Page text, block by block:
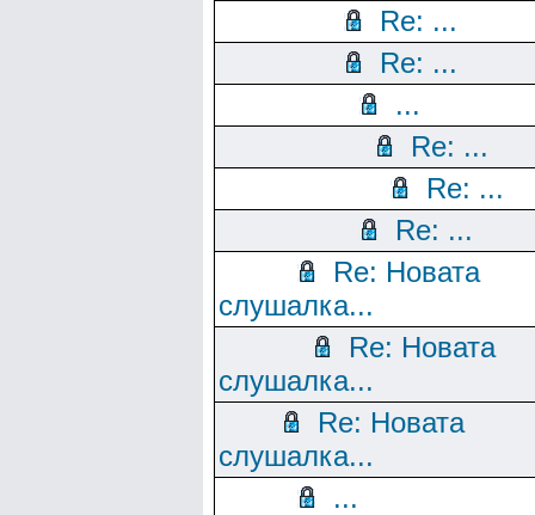
Re: ...
Re: ...
...
Re: ...
Re: ...
Re: ...
Re: Новата
слушалка...
Re: Новата
слушалка...
Re: Новата
слушалка...
...